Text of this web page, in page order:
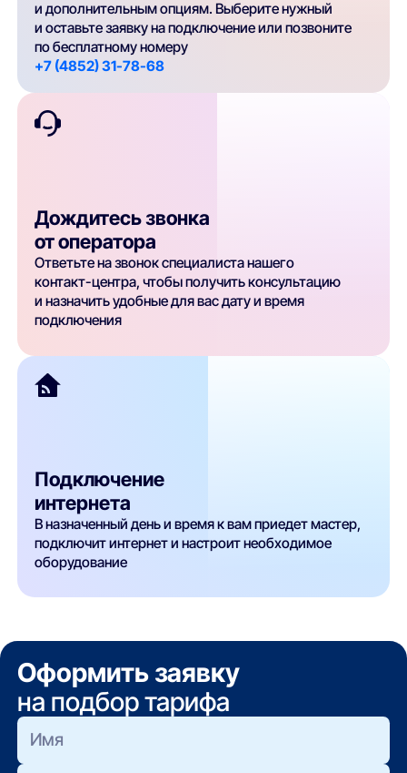
и дополнительным опциям. Выберите нужный
и оставьте заявку на подключение или позвоните
по бесплатному номеру
+7 (4852) 31-78-68
Дождитесь звонка
от оператора
Ответьте на звонок специалиста нашего
контакт-центра, чтобы получить консультацию
и назначить удобные для вас дату и время
подключения
Подключение
интернета
В назначенный день и время к вам приедет мастер,
подключит интернет и настроит необходимое
оборудование
Оформить заявку
на подбор тарифа